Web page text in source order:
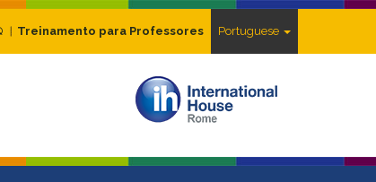
Treinamento para Professores Portuguese